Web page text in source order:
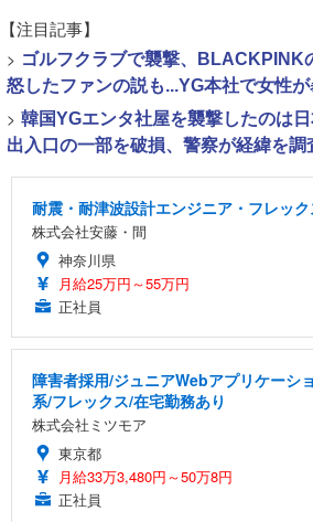
【注目記事】
> ゴルフクラブで襲撃、BLACKPINK
怒したファンの説も...YG本社で女性が
> 韓国YGエンタ社屋を襲撃したのは
出入口の一部を破損、警察が経緯を調
耐震・耐津波設計エンジニア・フレック
株式会社安藤・間
神奈川県
月給25万円～55万円
正社員
障害者採用/ジュニアWebアプリケーシ
系/フレックス/在宅勤務あり
株式会社ミツモア
東京都
月給33万3,480円～50万8円
正社員